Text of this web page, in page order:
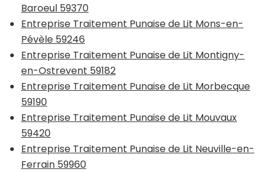
Baroeul 59370
Entreprise Traitement Punaise de Lit Mons-en-
Pévèle 59246
Entreprise Traitement Punaise de Lit Montigny-
en-Ostrevent 59182
Entreprise Traitement Punaise de Lit Morbecque
59190
Entreprise Traitement Punaise de Lit Mouvaux
59420
Entreprise Traitement Punaise de Lit Neuville-en-
Ferrain 59960